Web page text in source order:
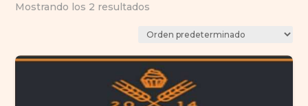
Mostrando los 2 resultados